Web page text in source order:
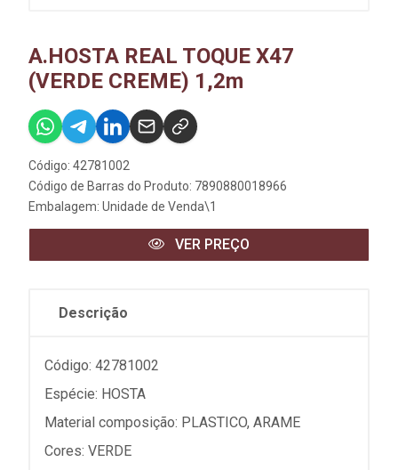
A.HOSTA REAL TOQUE X47
(VERDE CREME) 1,2m
Código: 42781002
Código de Barras do Produto: 7890880018966
Embalagem: Unidade de Venda\1
VER PREÇO
Descrição
Código: 42781002
Espécie: HOSTA
Material composição: PLASTICO, ARAME
Cores: VERDE